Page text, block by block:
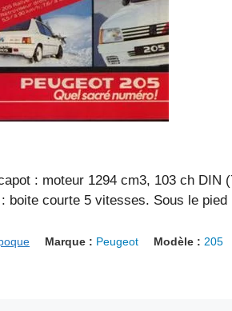
: moteur 1294 cm3, 103 ch
boite courte 5 vitesses. Sous le
Marque : Peugeot Modèle : 205